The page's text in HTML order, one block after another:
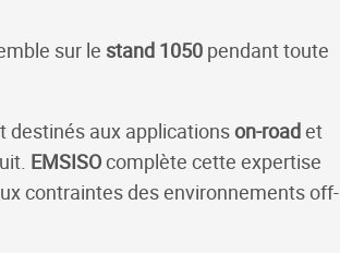
sur le stand 1050 pendant toute
destinés aux applicationson-roadet
EMSISOcomplète cette expertise
contraintes des environnements off-